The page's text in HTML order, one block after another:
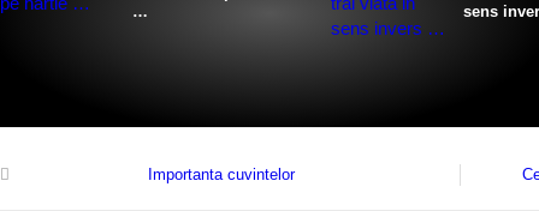
…
sens
Importanta cuvintelor